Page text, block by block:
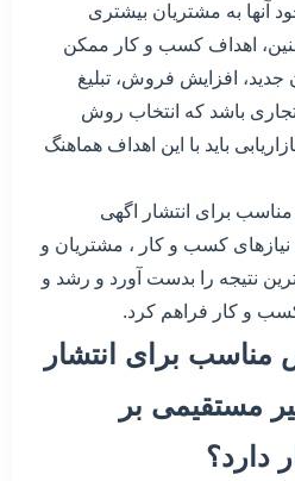
آنها به مشتریان بیشتری
اهداف کسب و کار ممکن
افزایش فروش، تبلیغ
تجاری باشد که انتخاب روش
باید با این اهداف هماهنگ
برای انتشار اگهی
نیازهای کسب و کار ، مشتریان و
نتیجه را بدست آورد و رشد و
و کار فراهم کرد.
مناسب برای انتشار
مستقیمی بر
دارد؟